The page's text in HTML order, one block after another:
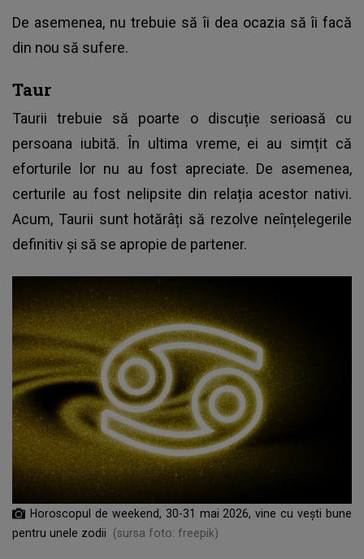
De asemenea, nu trebuie să îi dea ocazia să îi facă
din nou să sufere.
Taur
Taurii trebuie să poarte o discuție serioasă cu
persoana iubită. În ultima vreme, ei au simțit că
eforturile lor nu au fost apreciate. De asemenea,
certurile au fost nelipsite din relația acestor nativi.
Acum, Taurii sunt hotărâți să rezolve neînțelegerile
definitiv și să se apropie de partener.
Horoscopul de weekend, 30-31 mai 2026, vine cu vești bune
pentru unele zodii
(sursa foto: freepik)